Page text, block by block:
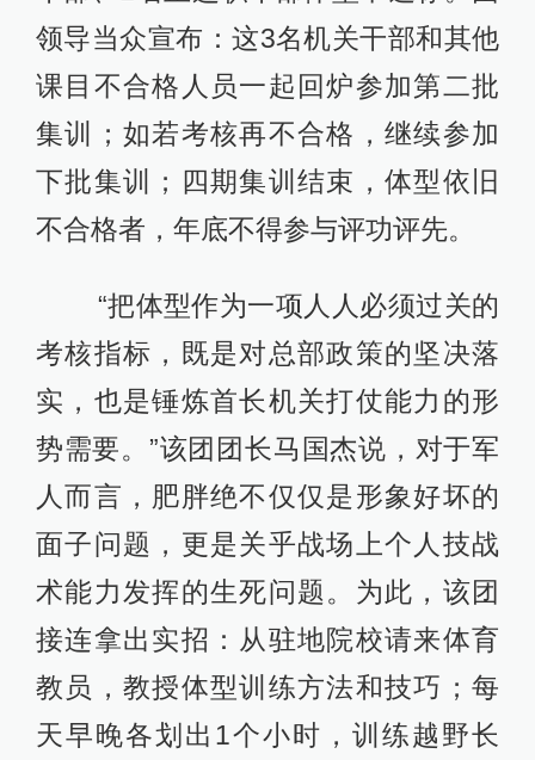
领导当众宣布：这3名机关干部和其他
课目不合格人员一起回炉参加第二批
集训；如若考核再不合格，继续参加
下批集训；四期集训结束，体型依旧
不合格者，年底不得参与评功评先。
“把体型作为一项人人必须过关的
考核指标，既是对总部政策的坚决落
实，也是锤炼首长机关打仗能力的形
势需要。”该团团长马国杰说，对于军
人而言，肥胖绝不仅仅是形象好坏的
面子问题，更是关乎战场上个人技战
术能力发挥的生死问题。为此，该团
接连拿出实招：从驻地院校请来体育
教员，教授体型训练方法和技巧；每
天早晚各划出1个小时，训练越野长